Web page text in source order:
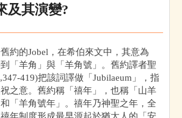
及其演變?
約的Jobel，在希伯來文中，其意為
到「羊角」與「羊角號」。舊約譯者聖
419)把該詞譯做「Jubilaeum」，指
之意。舊約稱「禧年」，也稱「山羊
「羊角號年」。禧年乃神聖之年，全
年制度形成最早源起於猶太人的「安